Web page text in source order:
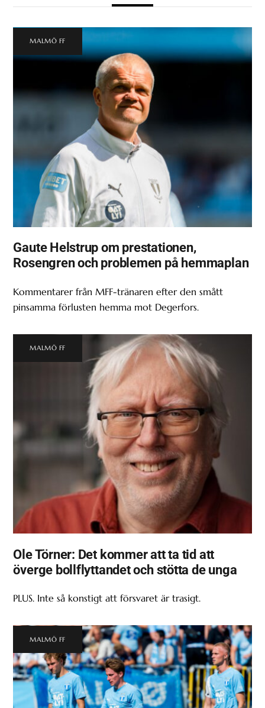
MALMÖ FF
Gaute Helstrup om prestationen,
Rosengren och problemen på hemmaplan
Kommentarer från MFF-tränaren efter den smått
pinsamma förlusten hemma mot Degerfors.
MALMÖ FF
Ole Törner: Det kommer att ta tid att
överge bollflyttandet och stötta de unga
PLUS. Inte så konstigt att försvaret är trasigt.
MALMÖ FF